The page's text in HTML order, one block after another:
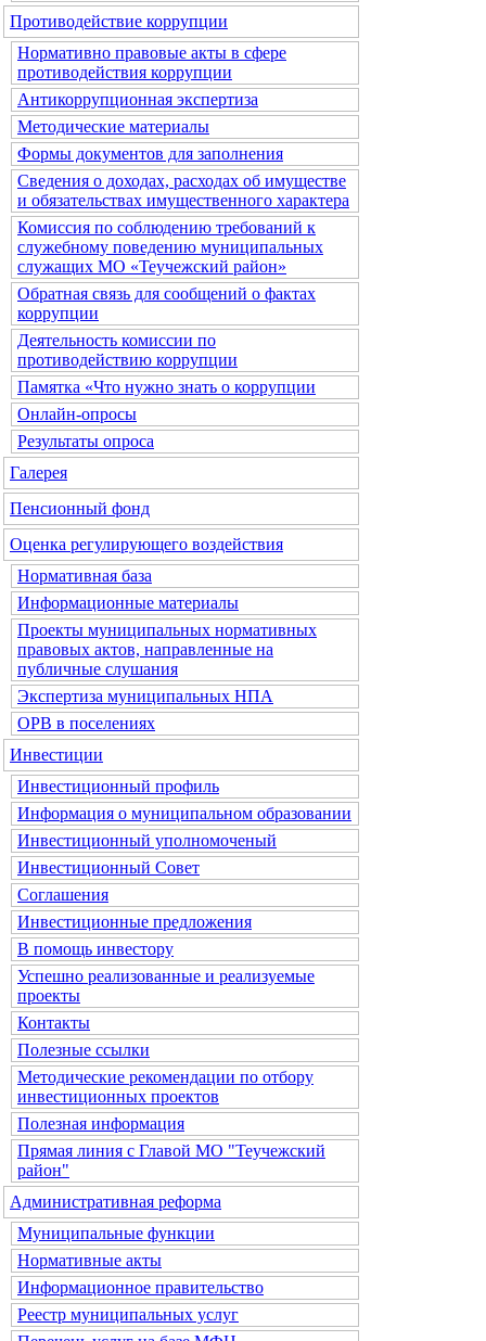
Противодействие коррупции
Нормативно правовые акты в сфере
противодействия коррупции
Антикоррупционная экспертиза
Методические материалы
Формы документов для заполнения
Сведения о доходах, расходах об имуществе
и обязательствах имущественного характера
Комиссия по соблюдению требований к
служебному поведению муниципальных
служащих МО «Теучежский район»
Обратная связь для сообщений о фактах
коррупции
Деятельность комиссии по
противодействию коррупции
Памятка «Что нужно знать о коррупции
Онлайн-опросы
Результаты опроса
Галерея
Пенсионный фонд
Оценка регулирующего воздействия
Нормативная база
Информационные материалы
Проекты муниципальных нормативных
правовых актов, направленные на
публичные слушания
Экспертиза муниципальных НПА
ОРВ в поселениях
Инвестиции
Инвестиционный профиль
Информация о муниципальном образовании
Инвестиционный уполномоченый
Инвестиционный Совет
Соглашения
Инвестиционные предложения
В помощь инвестору
Успешно реализованные и реализуемые
проекты
Контакты
Полезные ссылки
Методические рекомендации по отбору
инвестиционных проектов
Полезная информация
Прямая линия с Главой МО "Теучежский
район"
Административная реформа
Муниципальные функции
Нормативные акты
Информационное правительство
Реестр муниципальных услуг